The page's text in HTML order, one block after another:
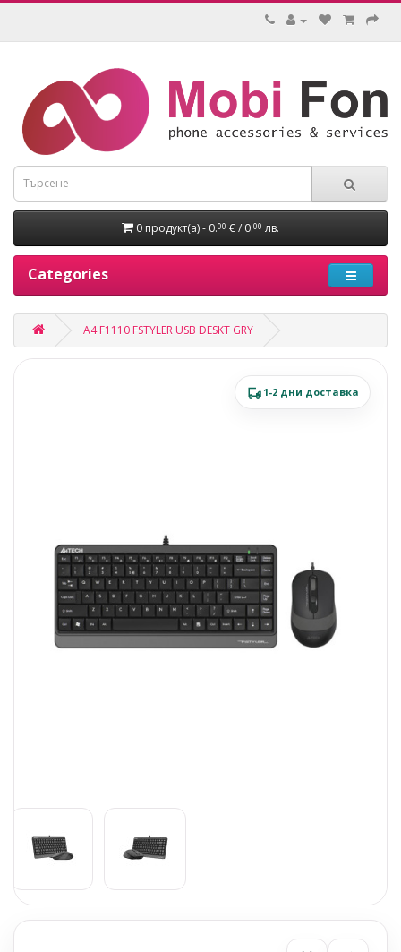
0 продукт(а) - 0.00 € / 0.00 лв.
Categories
A4 F1110 FSTYLER USB DESKT GRY
1-2 дни доставка